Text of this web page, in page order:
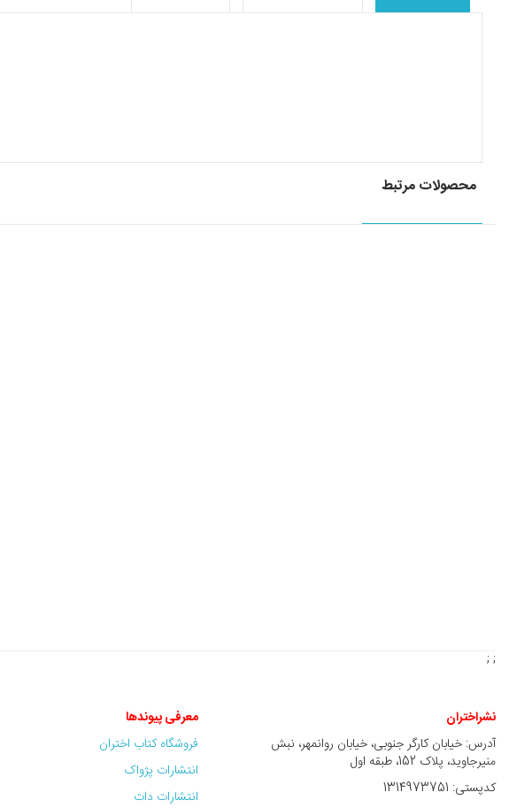
محصولات مرتبط
; ;
نشراختران
آدرس: خیابان کارگر جنوبی، خیابان روانمهر، نبش
منیرجاوید، پلاک 152، طبقه اول
کدپستی: 1314973751
معرفی پیوندها
فروشگاه کتاب اختران
انتشارات پژواک
انتشارات دات